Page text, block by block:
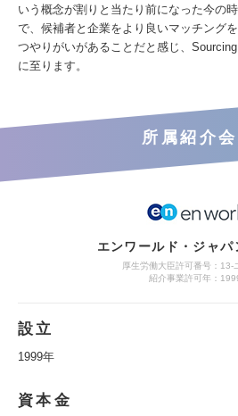
いう概念が割りと当たり前になった今の
で、候補者と企業をより良いマッチング
つやりがいがあることだと感じ、
に至ります。
所属紹介
エンワールド・ジャパ
厚生労働大臣許可番号：13-
紹介事業許可年：
設立
1999年
資本金